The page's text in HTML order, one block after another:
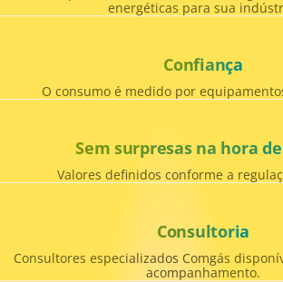
energéticas para sua
Confiança
O consumo é medido por
Sem surpresas na hora
Valores definidos conforme a
Consultoria
Consultores especializados Comgás
acompanhamento.